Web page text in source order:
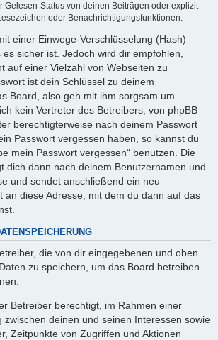
Gelesen-Status von deinen Beiträgen oder explizit
oder Benachrichtigungsfunktionen.
einer Einwege-Verschlüsselung (Hash)
sicher ist. Jedoch wird dir empfohlen,
auf einer Vielzahl von Webseiten zu
ist dein Schlüssel zu deinem
Board, also geh mit ihm sorgsam um.
kein Vertreter des Betreibers, von phpBB
berechtigterweise nach deinem Passwort
Passwort vergessen haben, so kannst du
mein Passwort vergessen“ benutzen. Die
dich dann nach deinem Benutzernamen und
und sendet anschließend ein neu
an diese Adresse, mit dem du dann auf das
die von dir eingegebenen und oben
zu speichern, um das Board betreiben
Betreiber berechtigt, im Rahmen einer
zwischen deinen und seinen Interessen sowie
Zeitpunkte von Zugriffen und Aktionen